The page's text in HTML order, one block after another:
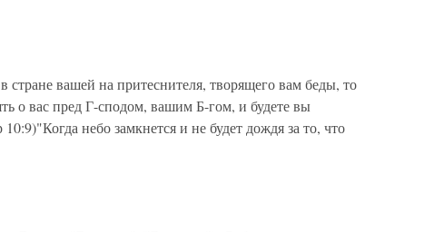
стране вашей на притеснителя, творящего вам беды, то
о вас пред Г-сподом, вашим Б-гом, и будете вы
небо замкнется и не будет дождя за то, что